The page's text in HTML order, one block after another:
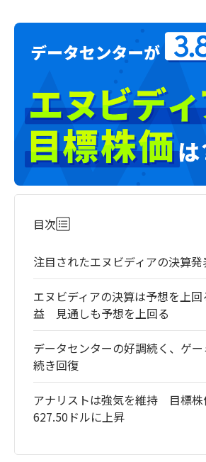
目次
注目されたエヌビディアの決算発
エヌビディアの決算は予想を上
益 見通しも予想を上回る
データセンターの好調続く、ゲ
続き回復
アナリストは強気を維持 目標株
627.50ドルに上昇